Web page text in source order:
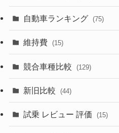
(356)
(328)
(253)
(242)
(85)
(84)
(8)
(3)
(3)
(21)
(5)
(7)
自動車ランキング (75)
維持費 (15)
競合車種比較 (129)
新旧比較 (44)
試乗 レビュー 評価 (15)